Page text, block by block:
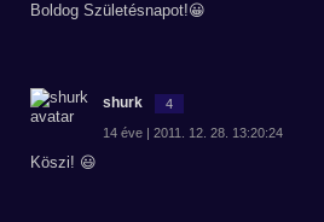
Boldog Születésnapot!😀
shurk 4
14 éve | 2011. 12. 28. 13:20:24
Köszi! 😃